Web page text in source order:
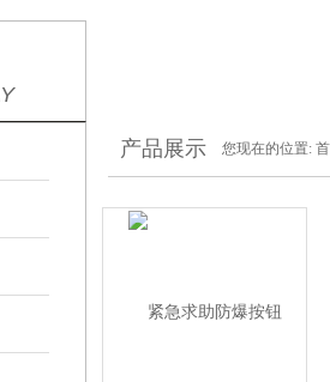
产品展示 您现在的位置: